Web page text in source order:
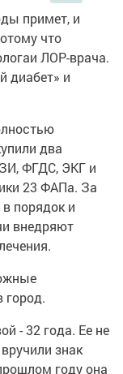
примет, и
что
ЛОР-врача.
диабет» и
два
ФГДС, ЭКГ и
23 ФАПа. За
порядок и
внедряют
город.
- 32 года. Ее не
знак
году она